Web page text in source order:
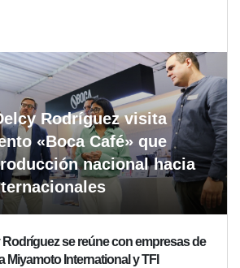
Rodríguez visita
«Boca Café» que
nacional hacia
Rodríguez se reúne con empresas de
Miyamoto International y TFI